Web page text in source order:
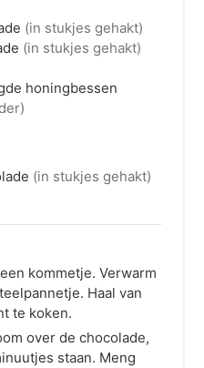
(in stukjes gehakt)
(in stukjes gehakt)
honingbessen
(in stukjes gehakt)
kommetje. Verwarm
Haal van
te koken.
over de chocolade,
staan. Meng